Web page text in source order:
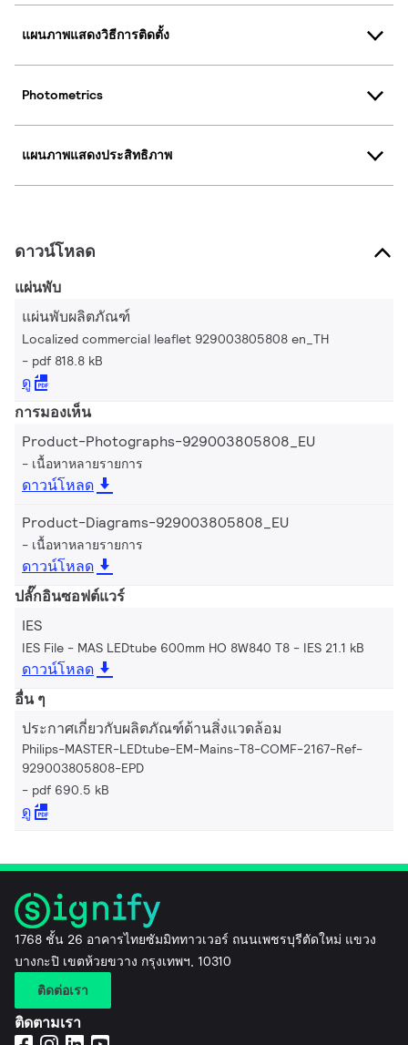
แผนภาพแสดงวิธีการติดตั้ง
Photometrics
แผนภาพแสดงประสิทธิภาพ
ดาวน์โหลด
แผ่นพับ
แผ่นพับผลิตภัณฑ์
Localized commercial leaflet 929003805808 en_TH
pdf 818.8 kB
ดู
การมองเห็น
Product-Photographs-929003805808_EU
เนื้อหาหลายรายการ
ดาวน์โหลด
Product-Diagrams-929003805808_EU
เนื้อหาหลายรายการ
ดาวน์โหลด
ปลั๊กอินซอฟต์แวร์
IES
IES File - MAS LEDtube 600mm HO 8W840 T8 IES 21.1 kB
ดาวน์โหลด
อื่น ๆ
ประกาศเกี่ยวกับผลิตภัณฑ์ด้านสิ่งแวดล้อม
Philips-MASTER-LEDtube-EM-Mains-T8-COMF-2167-Ref-
929003805808-EPD
pdf 690.5 kB
ดู
1768 ชั้น 26 อาคารไทยซัมมิททาวเวอร์ ถนนเพชรบุรีตัดใหม่ แขวง
บางกะปิ เขตห้วยขวาง กรุงเทพฯ, 10310
ติดต่อเรา
ติดตามเรา